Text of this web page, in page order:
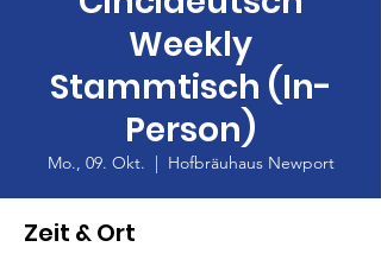
Weekly
Stammtisch (In-
Person)
Mo., 09. Okt.
  |
Hofbräuhaus Newport
Zeit & Ort